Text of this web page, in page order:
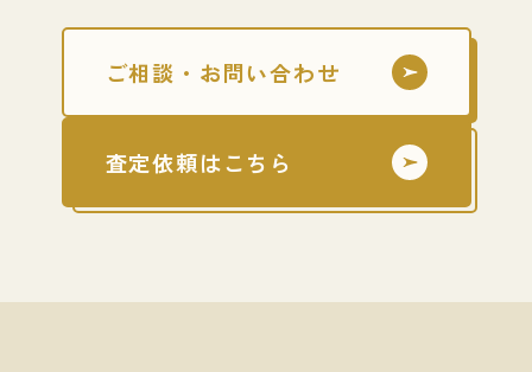
ご相談・お問い合わせ
査定依頼はこちら